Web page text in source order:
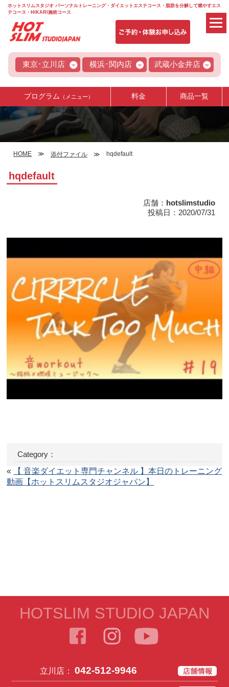
ホットスリムスタジオ パーソナルトレーニング・ダイエットエステコース・脂肪を分解して燃やすエス
テコース・HIKARI施術コース
東京･立川店 横浜･関内店 武蔵小金井店
プログラム （メニュー） 料金 商品一覧
HOME 添付ファイル hqdefault
hqdefault
店舗： hotslimstudio
投稿日：2020/07/31
Category：
«
【 音楽ダイエット専門チャンネル 】本日のトレーニング
動画【ホットスリムスタジオジャパン】
HOTSLIM STUDIO JAPAN
立川店：
042-512-9946